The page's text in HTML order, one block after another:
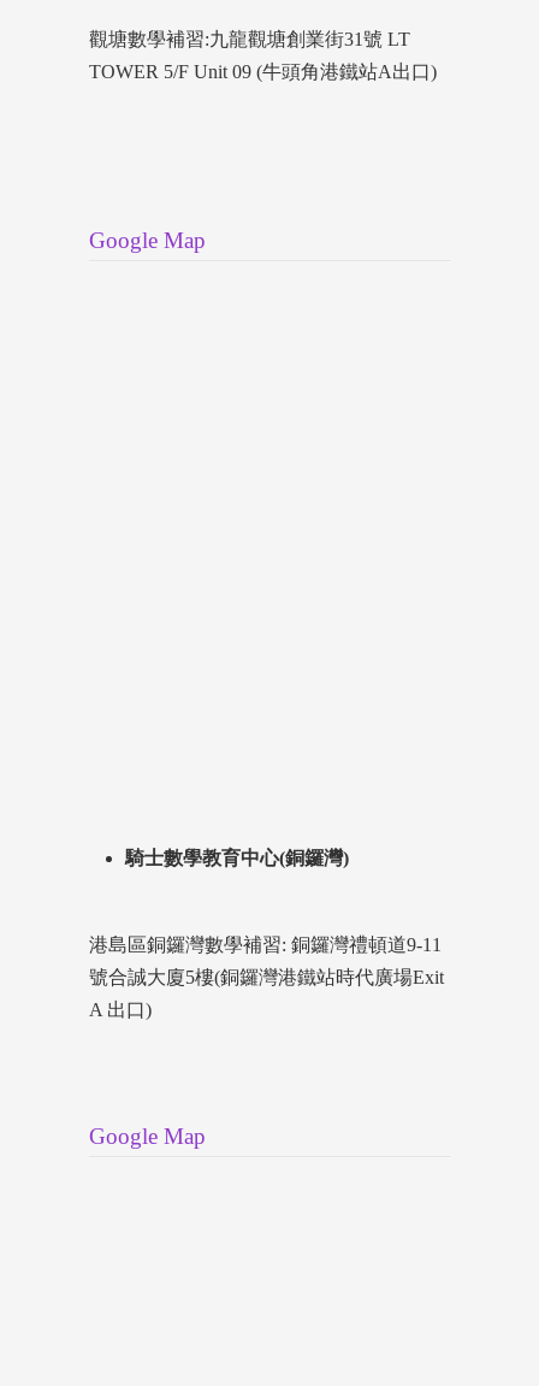
觀塘數學補習:九龍觀塘創業街31號 LT
TOWER 5/F Unit 09 (牛頭角港鐵站A出口)
Google Map
騎士數學教育中心(銅鑼灣)
港島區銅鑼灣數學補習: 銅鑼灣禮頓道9-11
號合誠大廈5樓(銅鑼灣港鐵站時代廣場Exit
A 出口)
Google Map